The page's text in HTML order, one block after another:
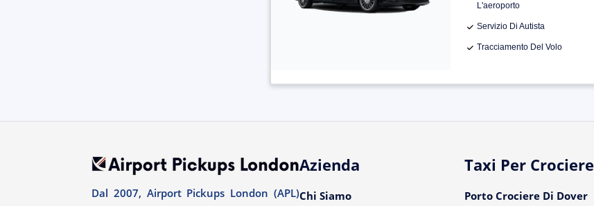
L'aeroporto
Servizio Di Autista
Tracciamento Del Volo
Dal 2007, Airport Pickups London (APL)
Azienda
Chi Siamo
Taxi Per Crociere
Porto Crociere Di Dover